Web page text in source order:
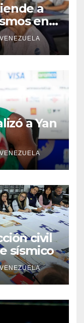
a
en
a Yan
civil
sísmico